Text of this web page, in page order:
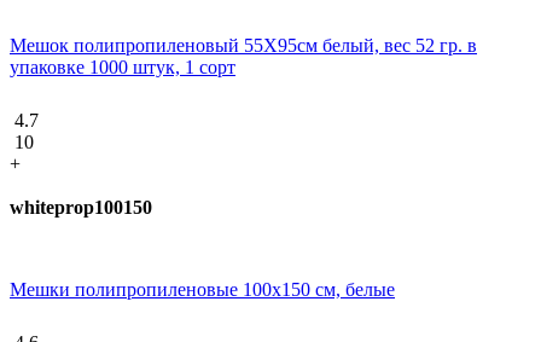
Мешок полипропиленовый 55Х95см белый, вес 52 гр. в
упаковке 1000 штук, 1 сорт
4.7
10
+
whiteprop100150
Мешки полипропиленовые 100х150 см, белые